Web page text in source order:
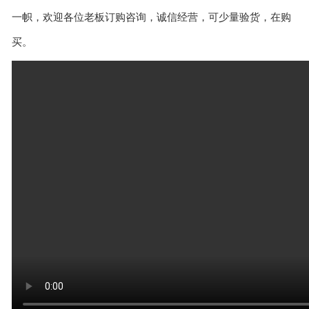
一帜，欢迎各位老板订购咨询，诚信经营，可少量验货，在购
买。